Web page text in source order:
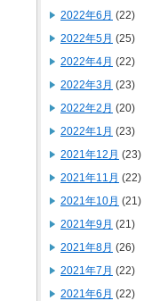
2022年6月 (22)
2022年5月 (25)
2022年4月 (22)
2022年3月 (23)
2022年2月 (20)
2022年1月 (23)
2021年12月 (23)
2021年11月 (22)
2021年10月 (21)
2021年9月 (21)
2021年8月 (26)
2021年7月 (22)
2021年6月 (22)